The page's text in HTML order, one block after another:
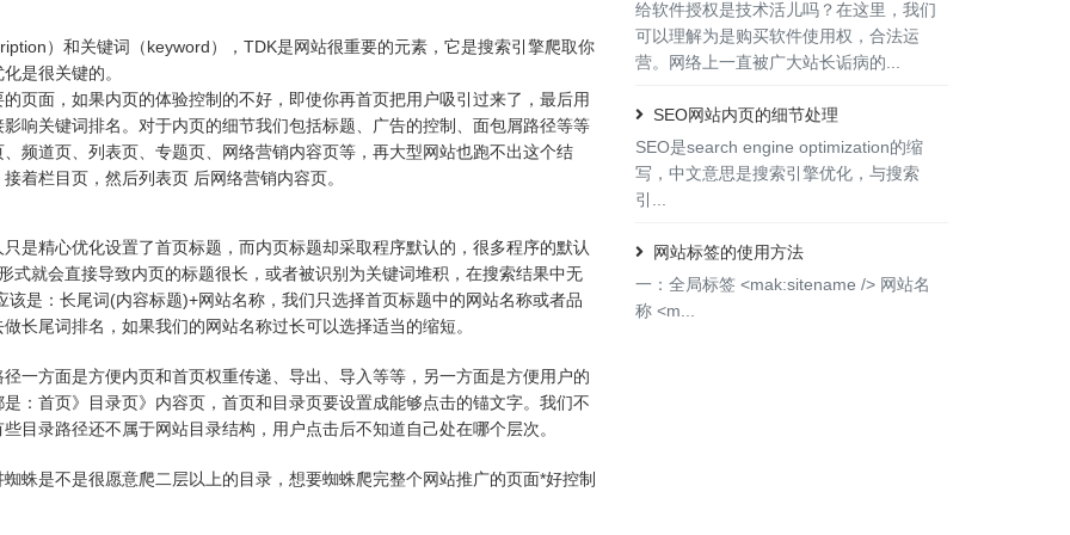
）和关键词（keyword），TDK是网站很重要的元素，它是搜索引擎爬取你
是很关键的。
页面，如果内页的体验控制的不好，即使你再首页把用户吸引过来了，最后用
响关键词排名。对于内页的细节我们包括标题、广告的控制、面包屑路径等等
道页、列表页、专题页、网络营销内容页等，再大型网站也跑不出这个结
着栏目页，然后列表页 后网络营销内容页。
是精心优化设置了首页标题，而内页标题却采取程序默认的，很多程序的默认
式就会直接导致内页的标题很长，或者被识别为关键词堆积，在搜索结果中无
是：长尾词(内容标题)+网站名称，我们只选择首页标题中的网站名称或者品
长尾词排名，如果我们的网站名称过长可以选择适当的缩短。
一方面是方便内页和首页权重传递、导出、导入等等，另一方面是方便用户的
：首页》目录页》内容页，首页和目录页要设置成能够点击的锚文字。我们不
目录路径还不属于网站目录结构，用户点击后不知道自己处在哪个层次。
蛛是不是很愿意爬二层以上的目录，想要蜘蛛爬完整个网站推广的页面*好控制
给软件授权是技术活儿吗？在这里，我们
可以理解为是购买软件使用权，合法运
营。网络上一直被广大站长诟病的...
SEO网站内页的细节处理
SEO是search engine optimization的缩
写，中文意思是搜索引擎优化，与搜索
引...
网站标签的使用方法
一：全局标签 <mak:sitename /> 网站名
称 <m...